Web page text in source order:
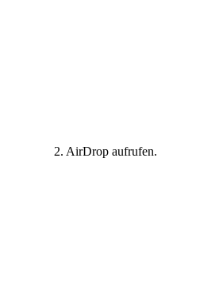
2. AirDrop aufrufen.